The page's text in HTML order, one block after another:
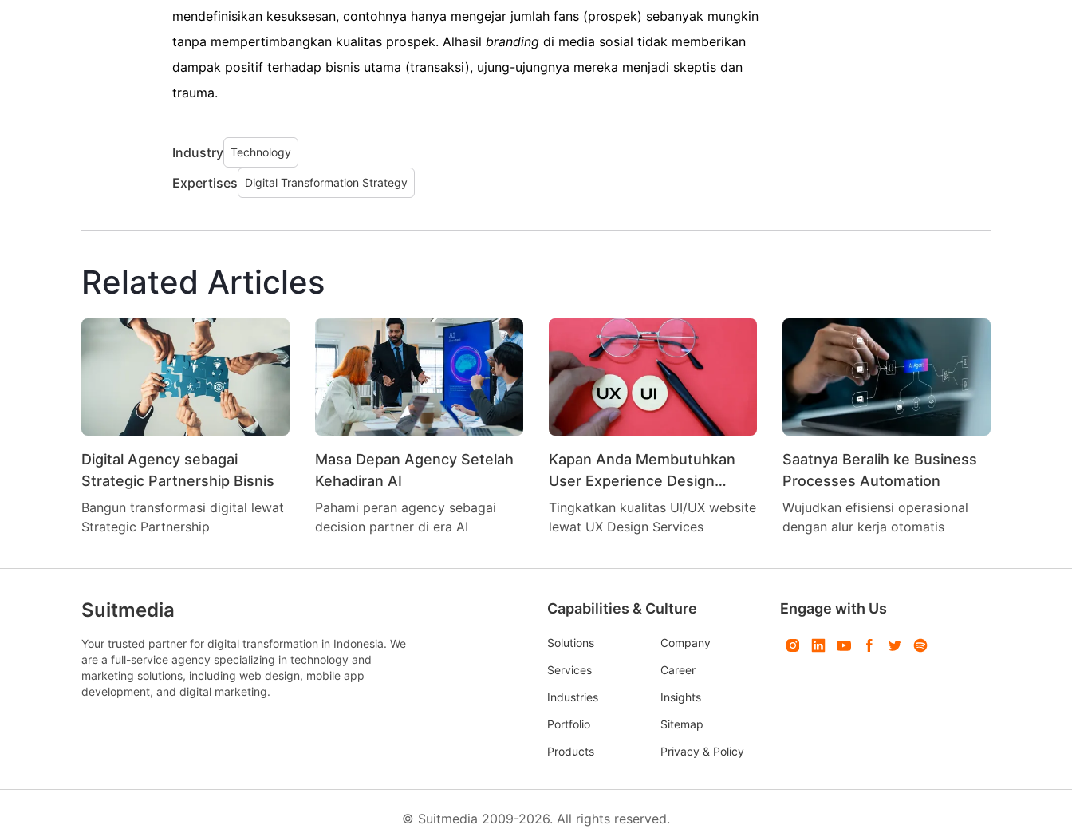
mendefinisikan kesuksesan, contohnya hanya mengejar jumlah fans (prospek) sebanyak mungkin
tanpa mempertimbangkan kualitas prospek. Alhasil branding di media sosial tidak memberikan
dampak positif terhadap bisnis utama (transaksi), ujung-ujungnya mereka menjadi skeptis dan
trauma.
Industry Technology
Expertises Digital Transformation Strategy
Related Articles
Digital Agency sebagai
Strategic Partnership Bisnis
Bangun transformasi digital lewat
Strategic Partnership
Masa Depan Agency Setelah
Kehadiran AI
Pahami peran agency sebagai
decision partner di era AI
Kapan Anda Membutuhkan
User Experience Design
Services?
Tingkatkan kualitas UI/UX website
lewat UX Design Services
Saatnya Beralih ke Business
Processes Automation
Wujudkan efisiensi operasional
dengan alur kerja otomatis
Suitmedia
Your trusted partner for digital transformation in Indonesia. We
are a full-service agency specializing in technology and
marketing solutions, including web design, mobile app
development, and digital marketing.
Capabilities & Culture
Solutions
Company
Services
Career
Industries
Insights
Portfolio
Sitemap
Products
Privacy & Policy
Engage with Us
© Suitmedia 2009-2026. All rights reserved.